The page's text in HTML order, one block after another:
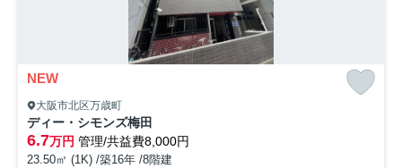
NEW
大阪市北区万歳町
ディー・シモンズ梅田
6.7万円 管理/共益費8,000円
23.50㎡ (1K) /築16年 /8階建